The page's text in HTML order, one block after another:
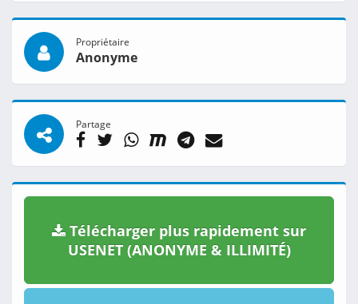
Propriétaire
Anonyme
Partage
Télécharger plus rapidement sur
USENET (ANONYME & ILLIMITÉ)